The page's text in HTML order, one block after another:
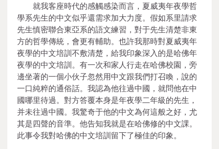
就我客座時代的感觸感染而言，夏威夷年夜學哲
學系先生的中文似乎還需求加大力度。假如系里請求
先生慎密聯合東亞系的語文練習，對于先生清楚非東
方的哲學傳統，會更有輔助。也許我那時對夏威夷年
夜學的中文培訓不敷清楚，給我印象深入的是哈佛年
夜學的中文培訓。有一次和家人行走在哈佛校園，旁
邊坐著的一個小伙子忽然用中文跟我們打召喚，說的
一口純粹的通俗話。我認為他往過中國，就問他在中
國哪里待過。對方答覆本身是年夜學二年級的先生，
并未往過中國。我驚奇于他的中文為何這般之好，尤
其是四聲的音準。他告知我就是在哈佛修的中文課。
此事令我對哈佛的中文培訓留下了極佳的印象。